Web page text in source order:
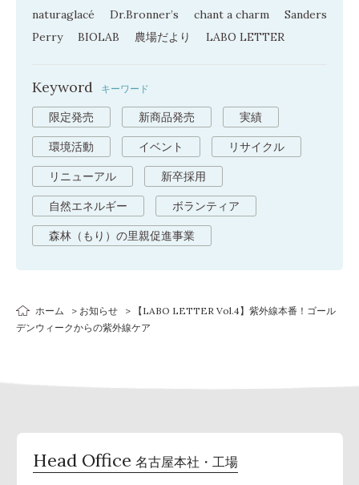
naturaglacé
Dr.Bronner’s chant a charm
Sanders
Perry
BIOLAB 農場だより LABO LETTER
Keyword キーワード
限定発売 新商品発売 実績
環境活動 イベント リサイクル
リニューアル 新卒採用
自然エネルギー ボランティア
森林（もり）の里親促進事業
ホーム お知らせ
【LABO LETTER Vol.4】紫外線本番！ゴール
デンウィークからの紫外線ケア
Head Office 名古屋本社・工場